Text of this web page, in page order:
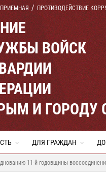
ПРОТИВОДЕЙСТВИЕ
ВОЙСК
И ГОРОДУ
ДЛЯ ГРАЖДАН
11-й годовщины